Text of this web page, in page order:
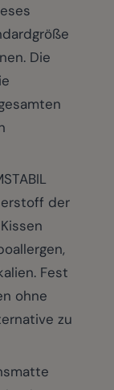
Die
der
Fest
ohne
zu